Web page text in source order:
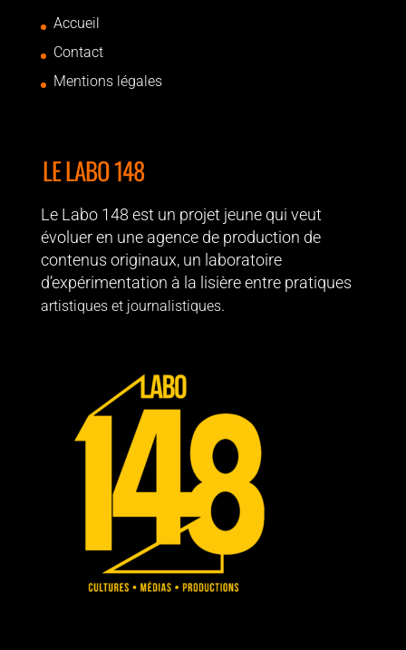
Accueil
Contact
Mentions légales
LE LABO 148
Le Labo 148 est un projet jeune qui veut
évoluer en une agence de production de
contenus originaux, un laboratoire
d’expérimentation à la lisière entre pratiques
artistiques et journalistiques.